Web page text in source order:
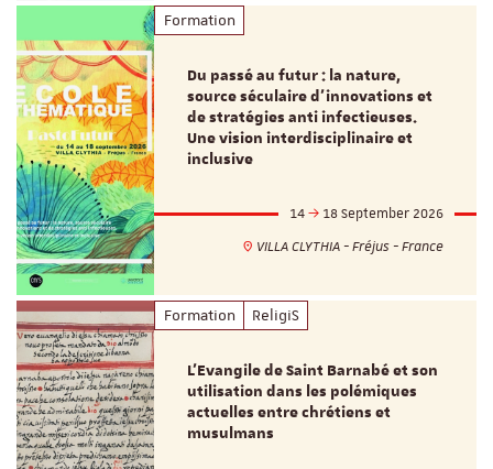
Formation
Du passé au futur : la nature,
source séculaire d’innovations et
de stratégies anti infectieuses.
Une vision interdisciplinaire et
inclusive
14
18 September 2026
VILLA CLYTHIA - Fréjus - France
Formation ReligiS
L’Evangile de Saint Barnabé et son
utilisation dans les polémiques
actuelles entre chrétiens et
musulmans